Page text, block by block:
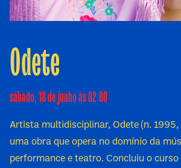
Odete
sábado, 18 de junho às 02:00
Artista multidisciplinar, Odete (n. 1995,
uma obra que opera no domínio da
performance e teatro. Concluiu o curso